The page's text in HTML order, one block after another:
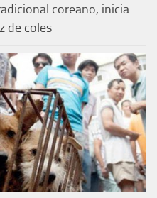
coreano, inicia
de coles